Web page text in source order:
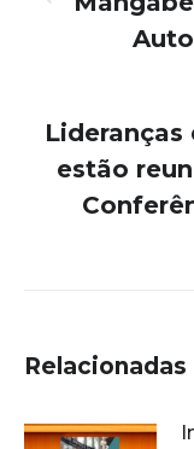
Lideranças
estão
Relacionadas